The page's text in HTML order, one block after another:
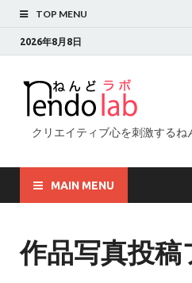
TOP MENU
2026年8月8日
クリエイティブ心を刺激するね
MAIN MENU
作品写真投稿